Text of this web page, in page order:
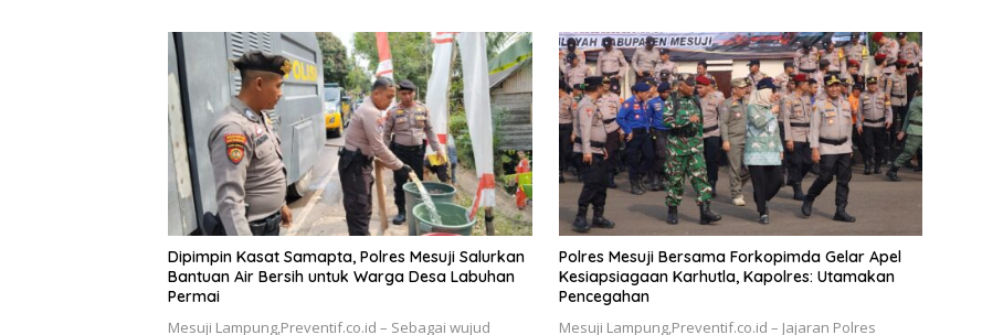
Dipimpin Kasat Samapta, Polres Mesuji Salurkan
Bantuan Air Bersih untuk Warga Desa Labuhan
Permai
Mesuji Lampung,Preventif.co.id – Sebagai wujud
Polres Mesuji Bersama Forkopimda Gelar Apel
Kesiapsiagaan Karhutla, Kapolres: Utamakan
Pencegahan
Mesuji Lampung,Preventif.co.id – Jajaran Polres